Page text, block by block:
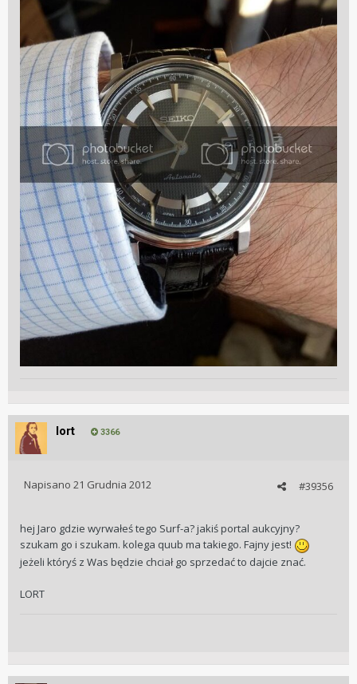
lort 3366
#39356
Napisano 21 Grudnia 2012
hej Jaro gdzie wyrwałeś tego Surf-a? jakiś portal aukcyjny?
szukam go i szukam. kolega quub ma takiego. Fajny jest!
jeżeli któryś z Was będzie chciał go sprzedać to dajcie znać.
LORT